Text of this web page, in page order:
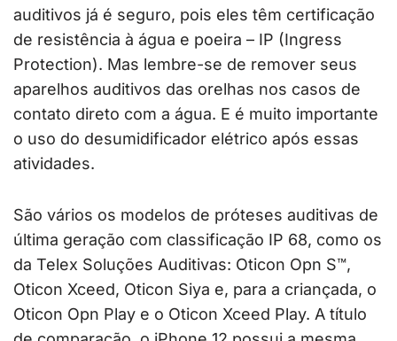
auditivos já é seguro, pois eles têm certificação
de resistência à água e poeira – IP (Ingress
Protection). Mas lembre-se de remover seus
aparelhos auditivos das orelhas nos casos de
contato direto com a água. E é muito importante
o uso do desumidificador elétrico após essas
atividades.
São vários os modelos de próteses auditivas de
última geração com classificação IP 68, como os
da Telex Soluções Auditivas: Oticon Opn S™,
Oticon Xceed, Oticon Siya e, para a criançada, o
Oticon Opn Play e o Oticon Xceed Play. A título